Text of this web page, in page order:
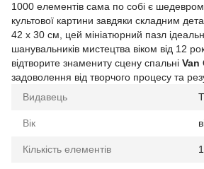
1000 елементів сама по собі є
культової картини завдяки складним
42 x 30 см, цей мініатюрний пазл
шанувальників мистецтва віком від 12
відтворите знамениту сцену спальні Van
задоволення від творчого процесу та
Видавець
Вік
Кількість елементів